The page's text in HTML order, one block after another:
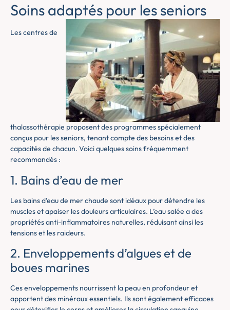
Soins adaptés pour les seniors
Les centres de
thalassothérapie proposent des programmes spécialement
conçus pour les seniors, tenant compte des besoins et des
capacités de chacun. Voici quelques soins fréquemment
recommandés :
1. Bains d’eau de mer
Les bains d’eau de mer chaude sont idéaux pour détendre les
muscles et apaiser les douleurs articulaires. L’eau salée a des
propriétés anti-inflammatoires naturelles, réduisant ainsi les
tensions et les raideurs.
2. Enveloppements d’algues et de
boues marines
Ces enveloppements nourrissent la peau en profondeur et
apportent des minéraux essentiels. Ils sont également efficaces